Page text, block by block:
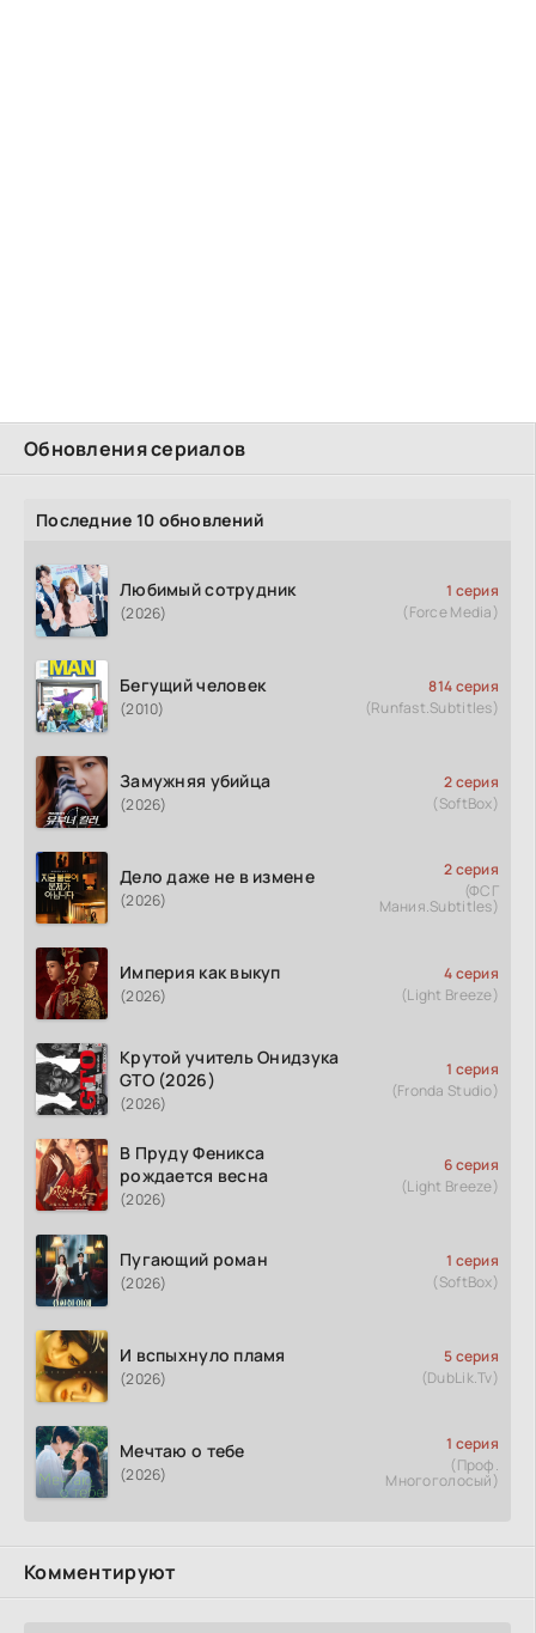
Обновления сериалов
Последние 10 обновлений
Любимый сотрудник
(2026)
1 серия
(Force Media)
Бегущий человек
(2010)
814 серия
(Runfast.Subtitles)
Замужняя убийца
(2026)
2 серия
(SoftBox)
Дело даже не в измене
(2026)
2 серия
(ФСГ
Мания.Subtitles)
Империя как выкуп
(2026)
4 серия
(Light Breeze)
Крутой учитель Онидзука
GTO (2026)
(2026)
1 серия
(Fronda Studio)
В Пруду Феникса
рождается весна
(2026)
6 серия
(Light Breeze)
Пугающий роман
(2026)
1 серия
(SoftBox)
И вспыхнуло пламя
(2026)
5 серия
(DubLik.Tv)
Мечтаю о тебе
(2026)
1 серия
(Проф.
Многоголосый)
Комментируют